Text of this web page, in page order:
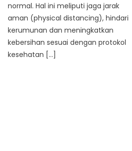
normal. Hal ini meliputi jaga jarak
aman (physical distancing), hindari
kerumunan dan meningkatkan
kebersihan sesuai dengan protokol
kesehatan […]